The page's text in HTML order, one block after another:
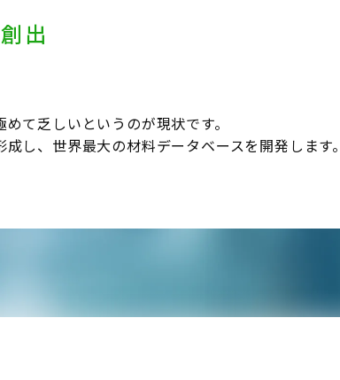
出
て乏しいというのが現状です。
し、世界最大の材料データベースを開発します。